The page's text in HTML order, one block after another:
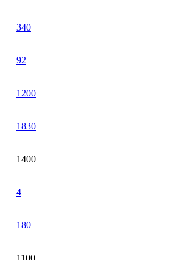
340
92
1200
1830
1400
4
180
1100